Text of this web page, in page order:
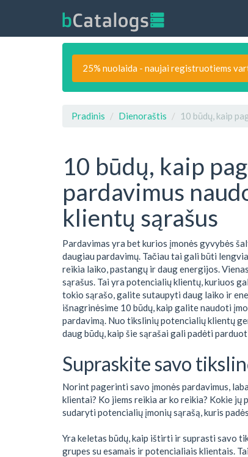
25% nuolaida - naujai registruotiems
Pradinis Dienoraštis 10 būdų, kaip
10 būdų, kaip
pardavimus
klientų sąrašus
Pardavimas yra bet kurios įmonės gyvybės
daugiau pardavimų. Tačiau tai gali būti
reikia laiko, pastangų ir daug energijos.
sąrašus. Tai yra potencialių klientų, kuriuos
tokio sąrašo, galite sutaupyti daug laiko ir
išnagrinėsime 10 būdų, kaip galite naudoti
pardavimą. Nuo tikslinių potencialių klientų
daug būdų, kaip šie sąrašai gali padėti
Supraskite savo
Norint pagerinti savo įmonės pardavimus,
klientai? Ko jiems reikia ar ko reikia? Kokie
sudaryti potencialių įmonių sąrašą, kuris
Yra keletas būdų, kaip ištirti ir suprasti savo
grupes su esamais ir potencialiais klientais.